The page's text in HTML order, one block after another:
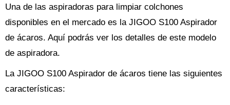
Una de las aspiradoras para limpiar colchones
disponibles en el mercado es la JIGOO S100 Aspirador
de ácaros. Aquí podrás ver los detalles de este modelo
de aspiradora.
La JIGOO S100 Aspirador de ácaros tiene las siguientes
características: